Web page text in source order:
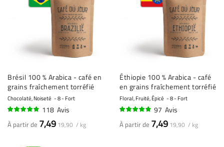
Brésil 100 % Arabica - café en
grains fraîchement torréfié
Chocolaté, Noiseté 8 - Fort
118 Avis
À partir de 7,49 19,90 / kg
Éthiopie 100 % Arabica - café
en grains fraîchement torréfié
Floral, Fruité, Épicé 8 - Fort
97 Avis
À partir de 7,49 19,90 / kg